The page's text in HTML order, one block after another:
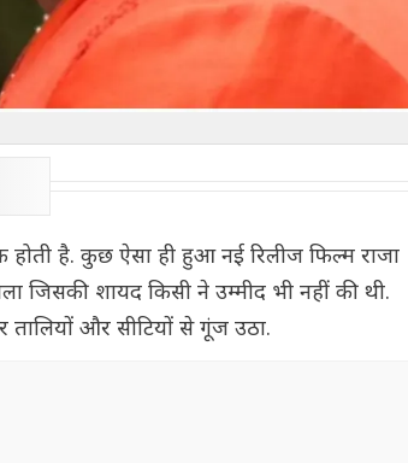
है. कुछ ऐसा ही हुआ नई रिलीज फिल्म राजा
जिसकी शायद किसी ने उम्मीद भी नहीं की थी.
तालियों और सीटियों से गूंज उठा.